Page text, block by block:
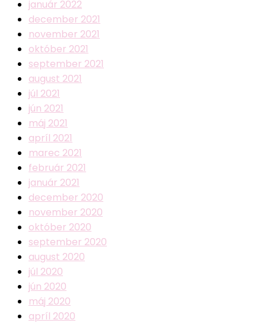
január 2022
december 2021
november 2021
október 2021
september 2021
august 2021
júl 2021
jún 2021
máj 2021
apríl 2021
marec 2021
február 2021
január 2021
december 2020
november 2020
október 2020
september 2020
august 2020
júl 2020
jún 2020
máj 2020
apríl 2020